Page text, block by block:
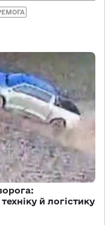
й логістику